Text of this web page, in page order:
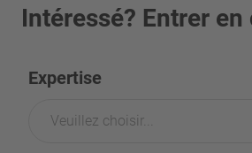
Intéressé? Entrer
Expertise
Veuillez choisir...